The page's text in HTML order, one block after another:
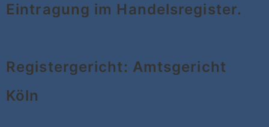
Eintragung im Handelsregister.
Registergericht: Amtsgericht
Köln